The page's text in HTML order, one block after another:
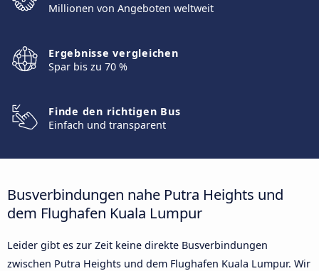
Millionen von Angeboten weltweit
Ergebnisse vergleichen
Spar bis zu 70 %
Finde den richtigen Bus
Einfach und transparent
Busverbindungen nahe Putra Heights und
dem Flughafen Kuala Lumpur
Leider gibt es zur Zeit keine direkte Busverbindungen
zwischen Putra Heights und dem Flughafen Kuala Lumpur. Wir